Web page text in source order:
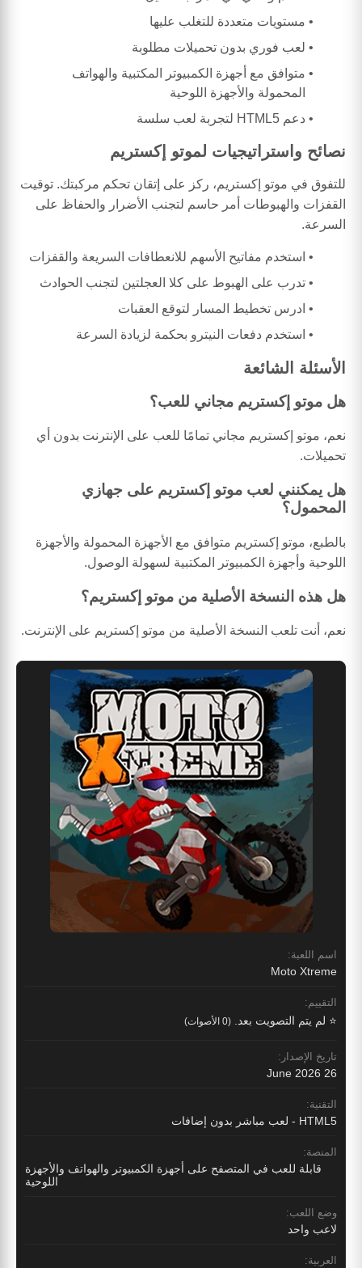
مستويات متعددة للتغلب عليها
لعب فوري بدون تحميلات مطلوبة
متوافق مع أجهزة الكمبيوتر المكتبية والهواتف
المحمولة والأجهزة اللوحية
دعم HTML5 لتجربة لعب سلسة
نصائح واستراتيجيات لموتو إكستريم
للتفوق في موتو إكستريم، ركز على إتقان تحكم مركبتك. توقيت
القفزات والهبوطات أمر حاسم لتجنب الأضرار والحفاظ على
السرعة.
استخدم مفاتيح الأسهم للانعطافات السريعة والقفزات
تدرب على الهبوط على كلا العجلتين لتجنب الحوادث
ادرس تخطيط المسار لتوقع العقبات
استخدم دفعات النيترو بحكمة لزيادة السرعة
الأسئلة الشائعة
هل موتو إكستريم مجاني للعب؟
نعم، موتو إكستريم مجاني تمامًا للعب على الإنترنت بدون أي
تحميلات.
هل يمكنني لعب موتو إكستريم على جهازي
المحمول؟
بالطبع، موتو إكستريم متوافق مع الأجهزة المحمولة والأجهزة
اللوحية وأجهزة الكمبيوتر المكتبية لسهولة الوصول.
هل هذه النسخة الأصلية من موتو إكستريم؟
نعم، أنت تلعب النسخة الأصلية من موتو إكستريم على الإنترنت.
اسم اللعبة:
Moto Xtreme
التقييم:
⭐ لم يتم التصويت بعد. (0 الأصوات)
تاريخ الإصدار:
26 June 2026
التقنية:
HTML5 - لعب مباشر بدون إضافات
المنصة:
قابلة للعب في المتصفح على أجهزة الكمبيوتر والهواتف والأجهزة
اللوحية
وضع اللعب:
لاعب واحد
العربية: